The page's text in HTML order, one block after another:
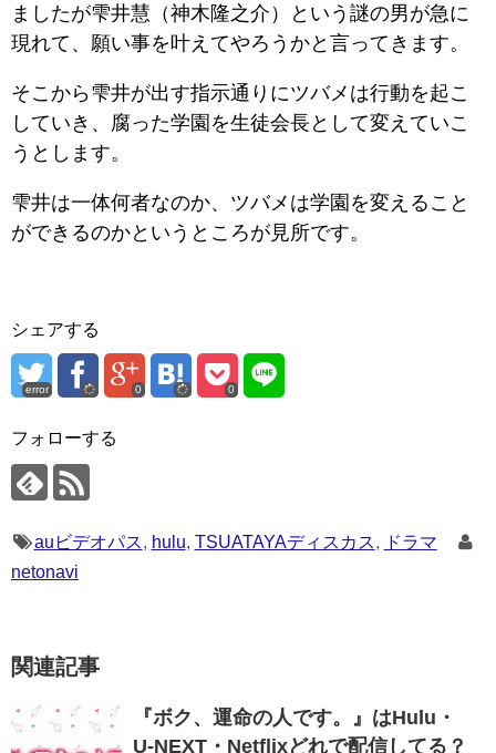
ましたが雫井慧（神木隆之介）という謎の男が急に
現れて、願い事を叶えてやろうかと言ってきます。
そこから雫井が出す指示通りにツバメは行動を起こ
していき、腐った学園を生徒会長として変えていこ
うとします。
雫井は一体何者なのか、ツバメは学園を変えること
ができるのかというところが見所です。
シェアする
error 0 0
フォローする
auビデオパス, hulu, TSUATAYAディスカス, ドラマ
netonavi
関連記事
『ボク、運命の人です。』はHulu・
U-NEXT・Netflixどれで配信してる？